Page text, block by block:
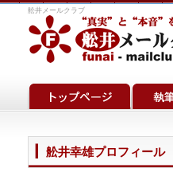
舩井メールクラブ
舩井幸雄プロフィール